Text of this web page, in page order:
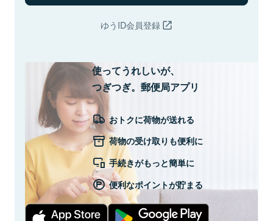
ゆうID会員登録
使ってうれしいが、
つぎつぎ。郵便局アプリ
おトクに荷物が送れる
荷物の受け取りも便利に
手続きがもっと簡単に
便利なポイントが貯まる